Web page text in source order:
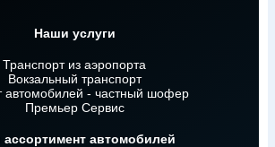
Наши услуги
Транспорт из аэропорта
Вокзальный транспорт
автомобилей - частный шофер
Премьер Сервис
автомобилей